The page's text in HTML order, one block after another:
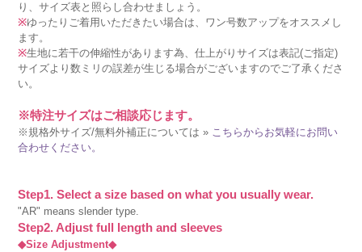
り、サイズ表と照らし合わせましょう。
※ゆったりご着用いただきたい場合は、ワン号数アップをオススメし
ます。
※生地に若干の伸縮性があります為、仕上がりサイズは表記(ご指定)
サイズより数ミリの誤差が生じる場合がございますのでご了承くださ
い。
※特注サイズはご相談応じます。
※規格外サイズ/無料外補正については » こちらからお気軽にお問い
合わせください。
Step1. Select a size based on what you usually wear.
"AR" means slender type.
Step2. Adjust full length and sleeves
◆Size Adjustment◆